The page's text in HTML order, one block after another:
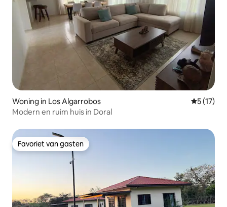
Woning in Los Algarrobos
5 (17)
Modern en ruim huis in Doral
Favoriet van gasten
Favoriet van gasten